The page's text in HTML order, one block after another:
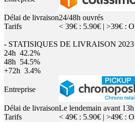
Délai de livraison24/48h ouvrés
Tarifs
< 39€ : 5.90€ | >39€ :
- STATISIQUES DE LIVRAISON
24h 42.2%
48h 54.5%
+72h 3.4%
Entreprise
Délai de livraisonLe lendemain avant
Tarifs
< 49€ : 5.90€ | >49€ :